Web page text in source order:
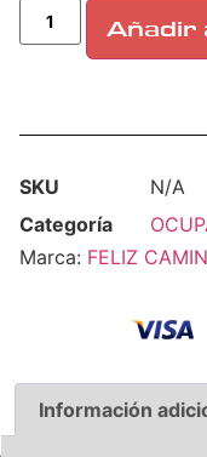
Añadir
SKU
N/A
Categoría
Marca: FELIZ
Información